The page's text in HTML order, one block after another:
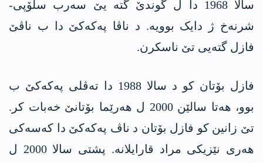
سالا 1968 دا ل گوندێ گتە یێ سەرب سلۆپی-
شرنەخ ژ دایک بوویە. د ناڤا پەکەکێ دا ب ناڤێ
فازل گتەیی تێ ناسکرن.
فازل بۆتان کو د سالا 1988 دا تەڤلی پەکەکێ ب
بوو، ھەتا سالێن 2000 ل ھەرێما بۆتانێ خەبات کر.
تێ زانین کو فازل بۆتان د ناڤ پەکەکێ دا کەسەکی
ھەری نێزیکی مراد قارایلانە. پشتی سالا 2000 ل